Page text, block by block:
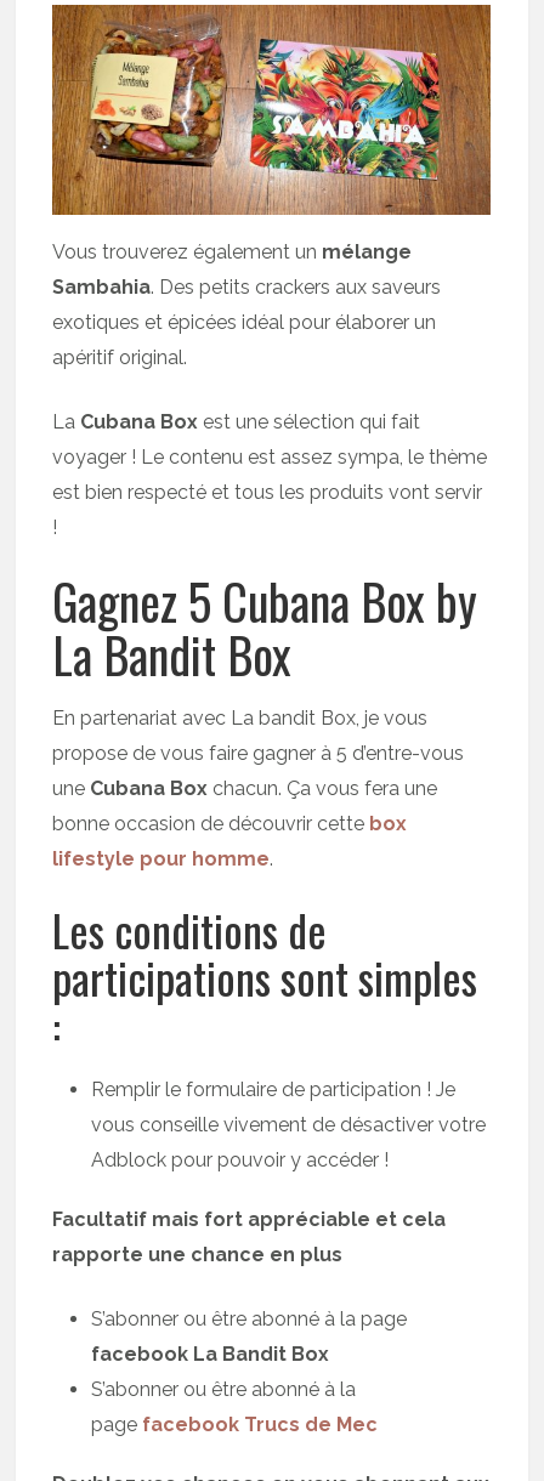
Vous trouverez également un mélange
Sambahia. Des petits crackers aux saveurs
exotiques et épicées idéal pour élaborer un
apéritif original.
La Cubana Box est une sélection qui fait
voyager ! Le contenu est assez sympa, le thème
est bien respecté et tous les produits vont servir
!
Gagnez 5 Cubana Box by
La Bandit Box
En partenariat avec La bandit Box, je vous
propose de vous faire gagner à 5 d’entre-vous
une Cubana Box chacun. Ça vous fera une
bonne occasion de découvrir cette box
lifestyle pour homme.
Les conditions de
participations sont simples
:
Remplir le formulaire de participation ! Je
vous conseille vivement de désactiver votre
Adblock pour pouvoir y accéder !
Facultatif mais fort appréciable et cela
rapporte une chance en plus
S’abonner ou être abonné à la page
facebook La Bandit Box
S’abonner ou être abonné à la
page facebook Trucs de Mec